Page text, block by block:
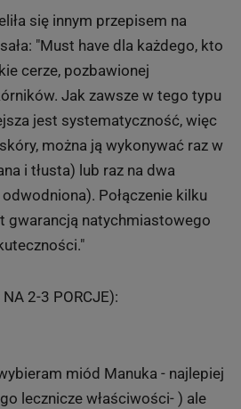
się innym przepisem na
"Must have dla każdego, kto
cerze, pozbawionej
Jak zawsze w tego typu
jest systematyczność, więc
można ją wykonywać raz w
i tłusta) lub raz na dwa
Połączenie kilku
gwarancją natychmiastowego
2-3 PORCJE):
miód Manuka - najlepiej
lecznicze właściwości- ) ale